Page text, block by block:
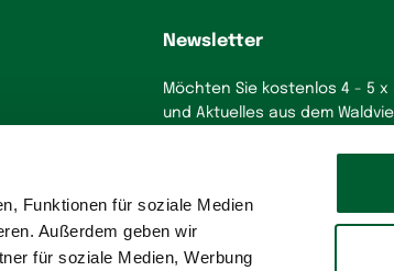
Funktionen für soziale Medien
Außerdem geben wir
für soziale Medien, Werbung
Newsletter
Möchten Sie kostenlos 4 - 5 x
und Aktuelles aus dem